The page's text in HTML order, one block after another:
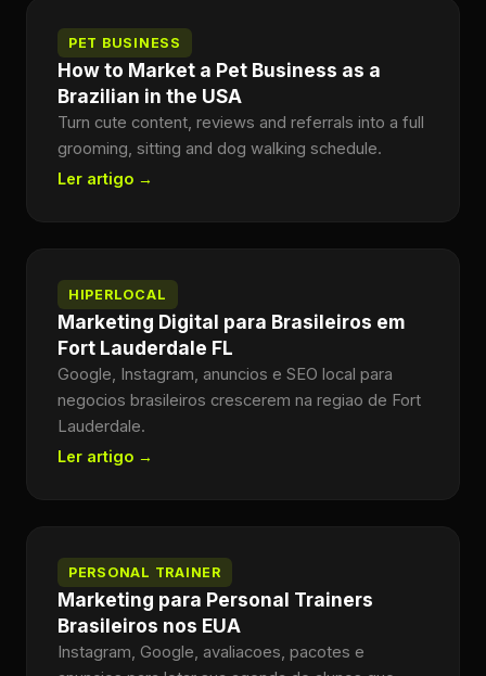
PET BUSINESS
How to Market a Pet Business as a
Brazilian in the USA
Turn cute content, reviews and referrals into a full
grooming, sitting and dog walking schedule.
Ler artigo →
HIPERLOCAL
Marketing Digital para Brasileiros em
Fort Lauderdale FL
Google, Instagram, anuncios e SEO local para
negocios brasileiros crescerem na regiao de Fort
Lauderdale.
Ler artigo →
PERSONAL TRAINER
Marketing para Personal Trainers
Brasileiros nos EUA
Instagram, Google, avaliacoes, pacotes e